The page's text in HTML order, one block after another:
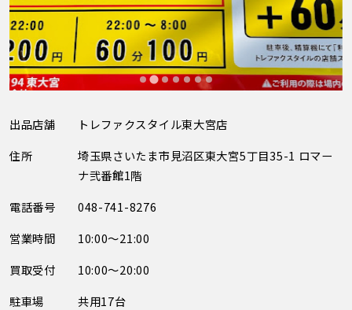
出品店舗
トレファクスタイル東大宮店
住所
埼玉県さいたま市見沼区東大宮5丁目35-1 ロマー
ナ弐番館1階
電話番号
048-741-8276
営業時間
10:00～21:00
買取受付
10:00～20:00
駐車場
共用17台